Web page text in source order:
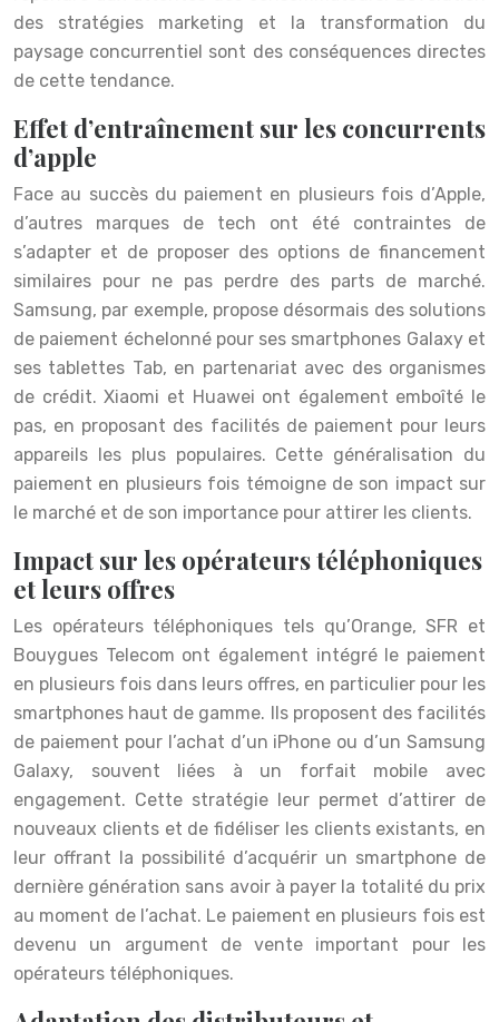
des stratégies marketing et la transformation du
paysage concurrentiel sont des conséquences directes
de cette tendance.
Effet d’entraînement sur les concurrents
d’apple
Face au succès du paiement en plusieurs fois d’Apple,
d’autres marques de tech ont été contraintes de
s’adapter et de proposer des options de financement
similaires pour ne pas perdre des parts de marché.
Samsung, par exemple, propose désormais des solutions
de paiement échelonné pour ses smartphones Galaxy et
ses tablettes Tab, en partenariat avec des organismes
de crédit. Xiaomi et Huawei ont également emboîté le
pas, en proposant des facilités de paiement pour leurs
appareils les plus populaires. Cette généralisation du
paiement en plusieurs fois témoigne de son impact sur
le marché et de son importance pour attirer les clients.
Impact sur les opérateurs téléphoniques
et leurs offres
Les opérateurs téléphoniques tels qu’Orange, SFR et
Bouygues Telecom ont également intégré le paiement
en plusieurs fois dans leurs offres, en particulier pour les
smartphones haut de gamme. Ils proposent des facilités
de paiement pour l’achat d’un iPhone ou d’un Samsung
Galaxy, souvent liées à un forfait mobile avec
engagement. Cette stratégie leur permet d’attirer de
nouveaux clients et de fidéliser les clients existants, en
leur offrant la possibilité d’acquérir un smartphone de
dernière génération sans avoir à payer la totalité du prix
au moment de l’achat. Le paiement en plusieurs fois est
devenu un argument de vente important pour les
opérateurs téléphoniques.